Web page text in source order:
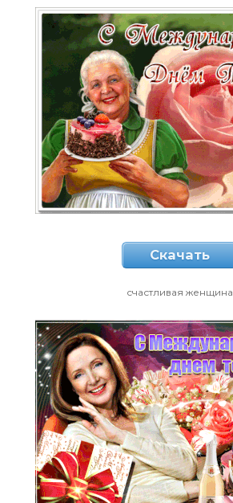
Скачать
счастливая женщина